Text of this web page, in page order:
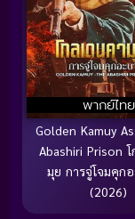
พากย์ไทย
Golden Kamuy
Abashiri Prison โ
มุย การจู่โจมคุก
(2026)